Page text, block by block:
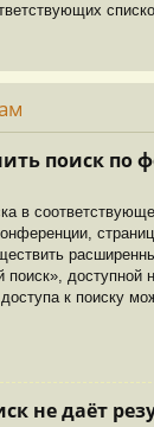
поиск по
в
доступной
к поиску
не даёт